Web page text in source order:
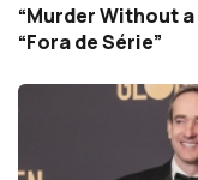
“Murder Without a
“Fora de Série”